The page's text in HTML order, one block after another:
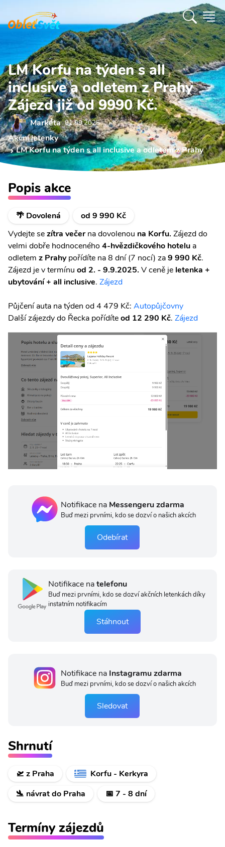
LM Korfu na týden s all
inclusive a odletem z Prahy
Zájezd již od 9990 Kč.
Markéta 01.09 2025
Akční letenky
LM Korfu na týden s all inclusive a odletem z Prahy
Popis akce
🌴 Dovolená
od 9 990 Kč
Vydejte sezítra večerna dovolenou na Korfu. Zájezd do
velmi dobře hodnoceného 4-hvězdičkového hotelu a
odletem z Prahypořídíte na 8 dní (7 nocí) za9 990 Kč.
Zájezd je v termínu od 2. - 9.9.2025. V ceně je letenka +
ubytování + all inclusive. Zájezd
Půjčení auta na týden od 4 479 Kč: Autopůjčovny
Další zájezdy do Řecka pořídíteod 12 290 Kč. Zájezd
Notifikace na Messengeru zdarma
Buď mezi prvními, kdo se dozví o našich akcích
Odebírat
Notifikace natelefonu
Buď mezi prvními, kdo se dozví akčních letenkách díky
instatním notifikacím
Stáhnout
Notifikace na Instagramu zdarma
Buď mezi prvními, kdo se dozví o našich akcích
Sledovat
Shrnutí
🛫 z Praha
Korfu - Kerkyra
🛬 návrat do Praha
📅 7 - 8 dní
Termíny zájezdů